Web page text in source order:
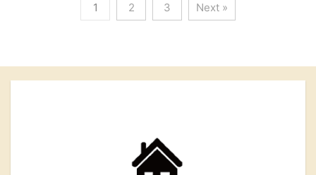
1 2 3 Next »